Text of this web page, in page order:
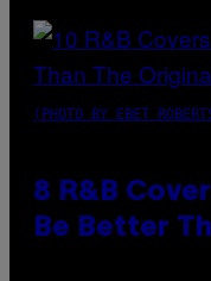
(PHOTO BY EBET
8 R&B
Be Better